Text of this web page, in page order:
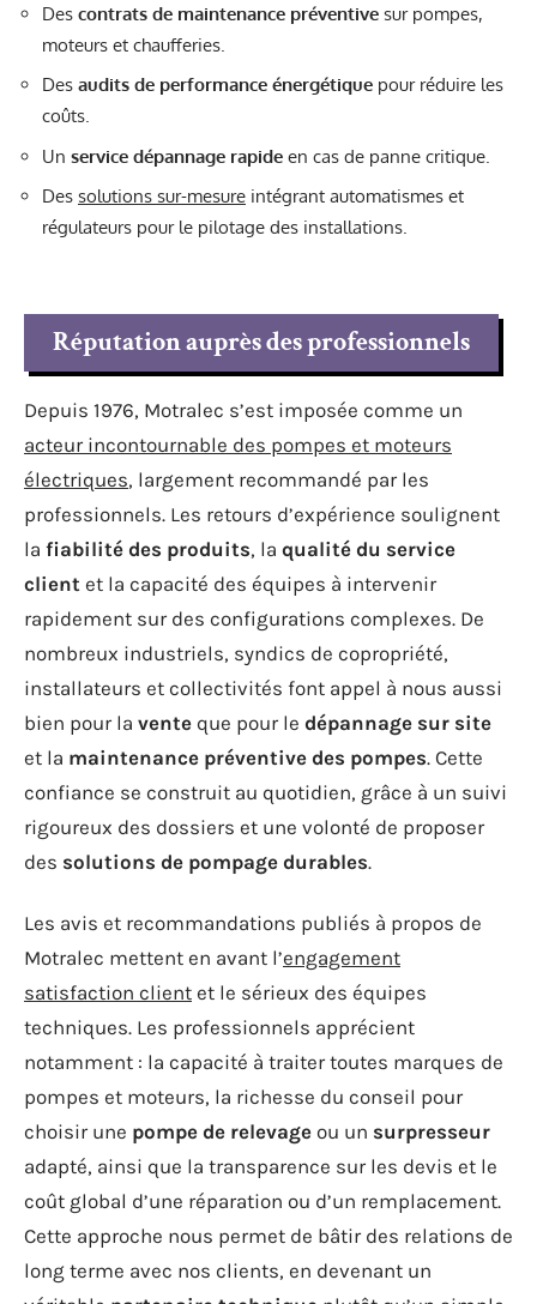
Des contrats de maintenance préventive sur pompes,
moteurs et chaufferies.
Des audits de performance énergétique pour réduire les
coûts.
Un service dépannage rapide en cas de panne critique.
Des solutions sur-mesure intégrant automatismes et
régulateurs pour le pilotage des installations.
Réputation auprès des professionnels
Depuis 1976, Motralec s’est imposée comme un
acteur incontournable des pompes et moteurs
électriques, largement recommandé par les
professionnels. Les retours d’expérience soulignent
la fiabilité des produits, la qualité du service
client et la capacité des équipes à intervenir
rapidement sur des configurations complexes. De
nombreux industriels, syndics de copropriété,
installateurs et collectivités font appel à nous aussi
bien pour la vente que pour le dépannage sur site
et la maintenance préventive des pompes. Cette
confiance se construit au quotidien, grâce à un suivi
rigoureux des dossiers et une volonté de proposer
des solutions de pompage durables.
Les avis et recommandations publiés à propos de
Motralec mettent en avant l’engagement
satisfaction client et le sérieux des équipes
techniques. Les professionnels apprécient
notamment : la capacité à traiter toutes marques de
pompes et moteurs, la richesse du conseil pour
choisir une pompe de relevage ou un surpresseur
adapté, ainsi que la transparence sur les devis et le
coût global d’une réparation ou d’un remplacement.
Cette approche nous permet de bâtir des relations de
long terme avec nos clients, en devenant un